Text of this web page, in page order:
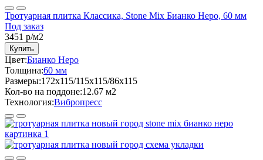
Тротуарная плитка Классика, Stone Mix Бианко Неро, 60 мм
Под заказ
3451 р/м2
Купить
Цвет:Бианко Неро
Толщина:60 мм
Размеры:172x115/115x115/86x115
Кол-во на поддоне:12.67 м2
Технология:Вибропресс